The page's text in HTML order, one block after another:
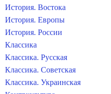
История. Востока
История. Европы
История. России
Классика
Классика. Русская
Классика. Советская
Классика. Украинская